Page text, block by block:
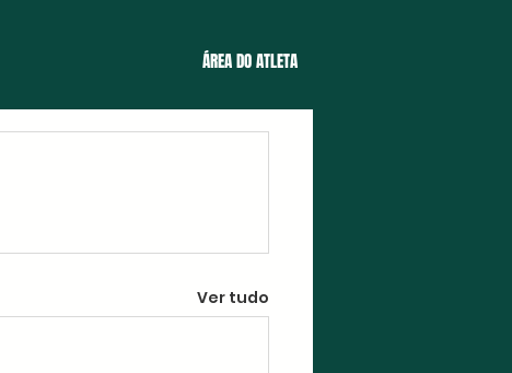
ÁREA DO ATLETA
Ver tudo